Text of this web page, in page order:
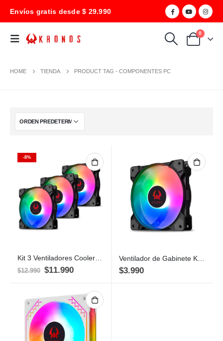
Envíos gratis desde $ 29.990
0
HOME TIENDA PRODUCT TAG - COMPONENTES PC
-8%
Kit 3 Ventiladores Cooler Kronos Boreal ARGB, 120mm, Molex
$12.990 $11.990
Ventilador de Gabinete Kronos Boreal, ARGB, 120mm, 1 Unidad, Molex
$3.990